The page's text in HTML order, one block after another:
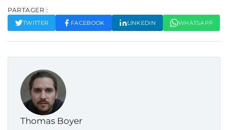
PARTAGER :
TWITTER FACEBOOK LINKEDIN WHATSAPP
Thomas Boyer